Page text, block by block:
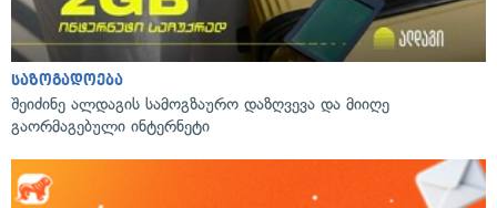
საზოგადოება
შეიძინე ალდაგის სამოგზაურო დაზღვევა და მიიღე
გაორმაგებული ინტერნეტი